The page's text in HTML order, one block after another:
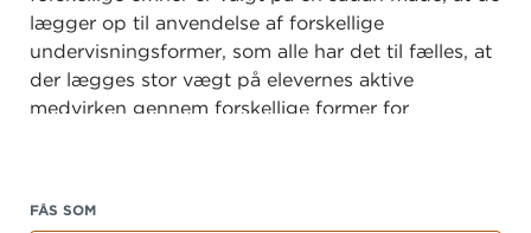
lægger op til anvendelse af forskellige
undervisningsformer, som alle har det til fælles, at
der lægges stor vægt på elevernes aktive
medvirken gennem forskellige former for
indlæringsforstærkende aktiviteter som
FÅS SOM